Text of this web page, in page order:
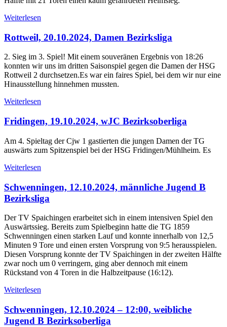
Weiterlesen
Rottweil, 20.10.2024, Damen Bezirksliga
2. Sieg im 3. Spiel! Mit einem souveränen Ergebnis von 18:26
konnten wir uns im dritten Saisonspiel gegen die Damen der HSG
Rottweil 2 durchsetzen.Es war ein faires Spiel, bei dem wir nur eine
Hinausstellung hinnehmen mussten.
Weiterlesen
Fridingen, 19.10.2024, wJC Bezirksoberliga
Am 4. Spieltag der Cjw 1 gastierten die jungen Damen der TG
auswärts zum Spitzenspiel bei der HSG Fridingen/Mühlheim. Es
Weiterlesen
Schwenningen, 12.10.2024, männliche Jugend B
Bezirksliga
Der TV Spaichingen erarbeitet sich in einem intensiven Spiel den
Auswärtssieg. Bereits zum Spielbeginn hatte die TG 1859
Schwenningen einen starken Lauf und konnte innerhalb von 12,5
Minuten 9 Tore und einen ersten Vorsprung von 9:5 herausspielen.
Diesen Vorsprung konnte der TV Spaichingen in der zweiten Hälfte
zwar noch um 0 verringern, ging aber dennoch mit einem
Rückstand von 4 Toren in die Halbzeitpause (16:12).
Weiterlesen
Schwenningen, 12.10.2024 – 12:00, weibliche
Jugend B Bezirksoberliga